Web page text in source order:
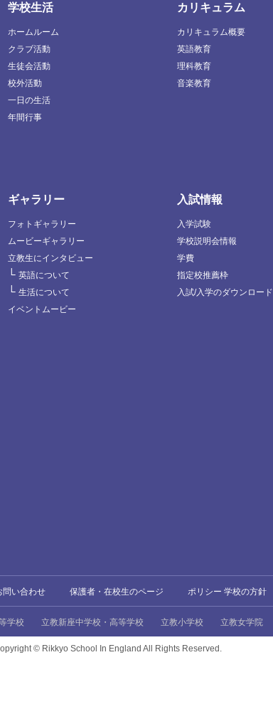
学校生活
ホームルーム
クラブ活動
生徒会活動
校外活動
一日の生活
年間行事
カリキュラム
カリキュラム概要
英語教育
理科教育
音楽教育
ギャラリー
フォトギャラリー
ムービーギャラリー
立教生にインタビュー
└ 英語について
└ 生活について
イベントムービー
入試情報
入学試験
学校説明会情報
学費
指定校推薦枠
入試/入学のダウンロード
問い合わせ 保護者・在校生のページ ポリシー 学校の方針
学校 立教新座中学校・高等学校 立教小学校 立教女学院
© Rikkyo School In England All Rights Reserved.